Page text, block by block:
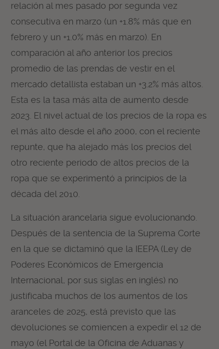
relación al mes pasado por segunda vez
consecutiva en marzo (un +1.8% más que en
febrero y un +1.0% más en marzo). En
comparación al año anterior los precios
promedio de las prendas de vestir en el
mercado detallista estaban un +3.2% más altos.
Esta es la tasa más alta de aumento desde
2023. El nivel actual de los precios de la ropa es
el más alto desde el año 2000, con el reciente
repunte, que ha alejado más los precios del
otro reciente periodo de altos precios de la
ropa que se experimentó a principios de la
década del 2010.
La situación arancelaria sigue evolucionando.
Después de la sentencia de la Suprema Corte
en la que se dictaminó que la IEEPA (Ley de
Poderes Económicos de Emergencia
Internacional, por sus siglas en inglés) no
justificaba muchos de los aumentos de los
aranceles de 2025, está previsto que las
devoluciones se comiencen a expedir el 12 de
mayo (el Portal de la Oficina de Aduanas y